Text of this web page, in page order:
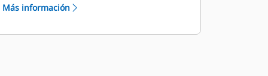
Más información